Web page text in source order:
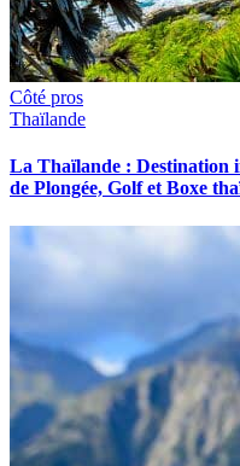
Côté pros
Thaïlande
La Thaïlande : Destination
de Plongée, Golf et Boxe